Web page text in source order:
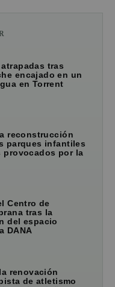
tras
encajado en un
en Torrent
reconstrucción
parques infantiles
provocados por la
Centro de
tras la
del espacio
DANA
renovación
de atletismo